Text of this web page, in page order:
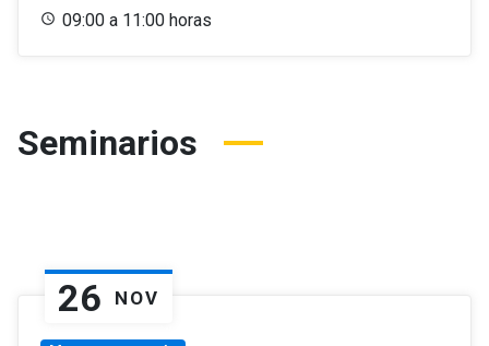
09:00 a 11:00 horas
Seminarios
26 NOV